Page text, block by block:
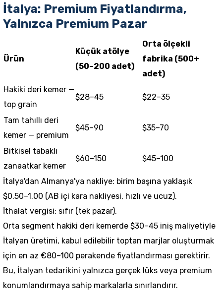
İtalya: Premium Fiyatlandırma,
Yalnızca Premium Pazar
Ürün
Küçük atölye
(50–200 adet)
Orta ölçekli
fabrika (500+
adet)
Hakiki deri kemer —
top grain
$28–45 $22–35
Tam tahıllı deri
kemer — premium
$45–90 $35–70
Bitkisel tabaklı
zanaatkar kemer
$60–150 $45–100
İtalya'dan Almanya'ya nakliye: birim başına yaklaşık
$0.50–1.00 (AB içi kara nakliyesi, hızlı ve ucuz).
İthalat vergisi: sıfır (tek pazar).
Orta segment hakiki deri kemerde $30–45 iniş maliyetiyle
İtalyan üretimi, kabul edilebilir toptan marjlar oluşturmak
için en az €80–100 perakende fiyatlandırması gerektirir.
Bu, İtalyan tedarikini yalnızca gerçek lüks veya premium
konumlandırmaya sahip markalarla sınırlandırır.